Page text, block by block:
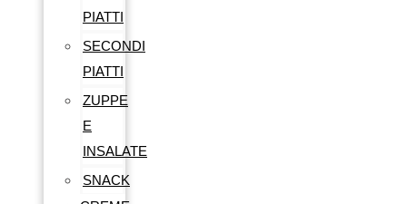
PIATTI
SECONDI
PIATTI
ZUPPE
E
INSALATE
SNACK